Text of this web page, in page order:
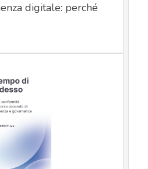
digitale: perché